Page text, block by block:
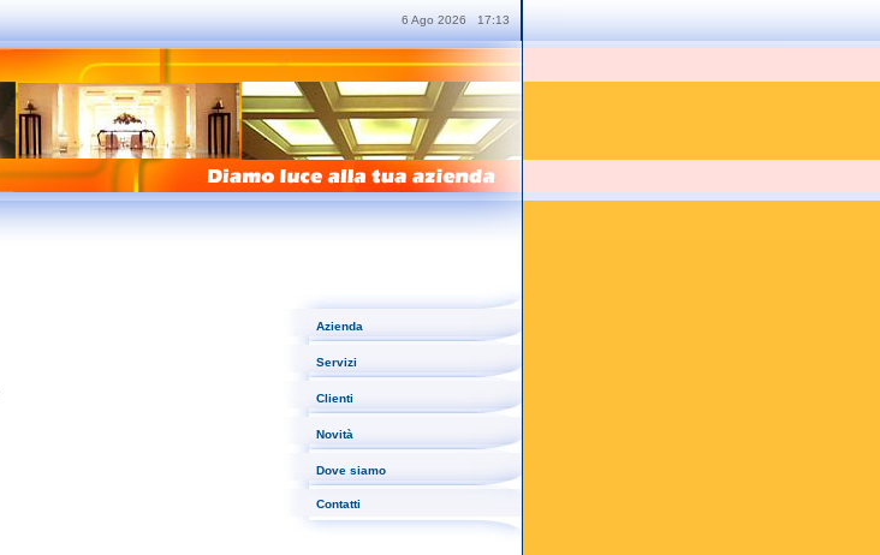
6 Ago 2026 17:13
Azienda
Servizi
Clienti
Novità
Dove siamo
Contatti